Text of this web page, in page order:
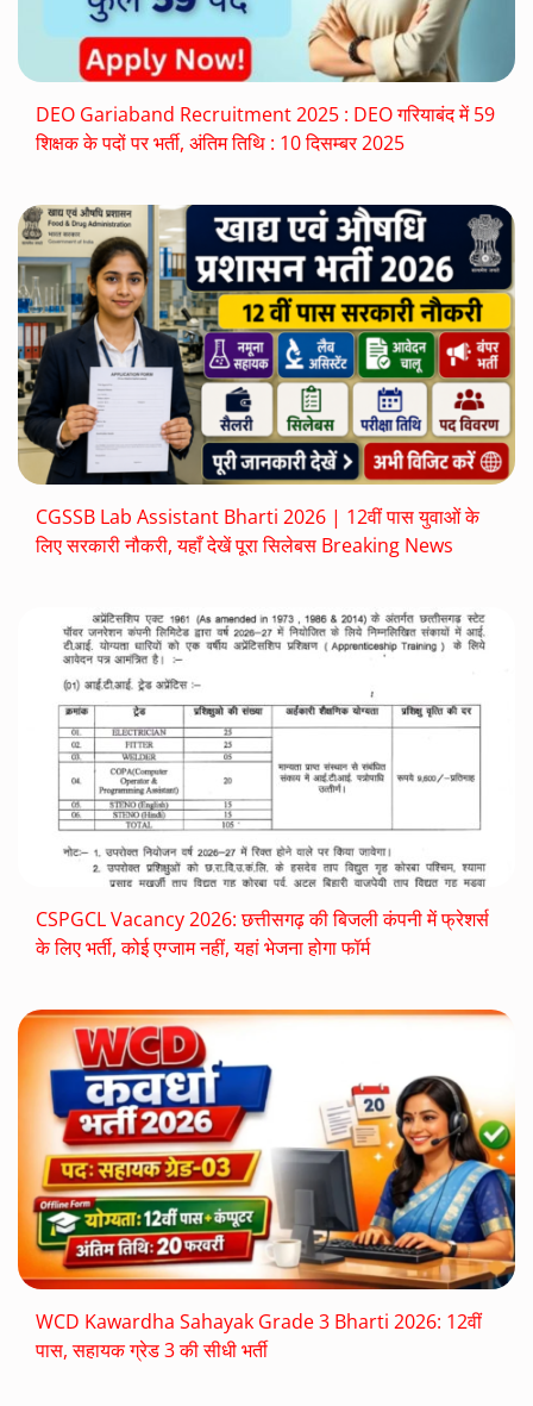
DEO Gariaband Recruitment 2025 : DEO गरियाबंद में 59
शिक्षक के पदों पर भर्ती, अंतिम तिथि : 10 दिसम्बर 2025
CGSSB Lab Assistant Bharti 2026 | 12वीं पास युवाओं के
लिए सरकारी नौकरी, यहाँ देखें पूरा सिलेबस Breaking News
CSPGCL Vacancy 2026: छत्तीसगढ़ की बिजली कंपनी में फ्रेशर्स
के लिए भर्ती, कोई एग्जाम नहीं, यहां भेजना होगा फॉर्म
WCD Kawardha Sahayak Grade 3 Bharti 2026: 12वीं
पास, सहायक ग्रेड 3 की सीधी भर्ती